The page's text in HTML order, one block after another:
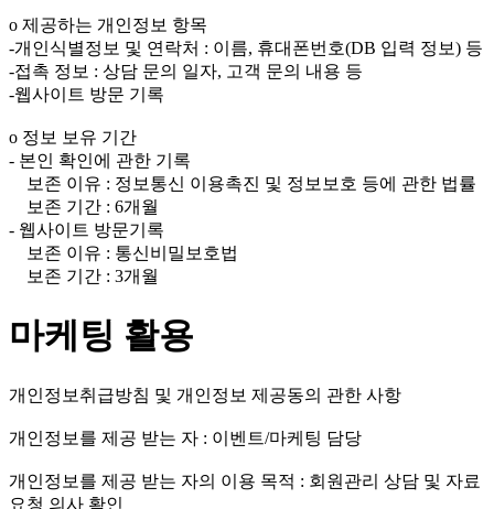
ο 제공하는 개인정보 항목
-개인식별정보 및 연락처 : 이름, 휴대폰번호(DB 입력 정보) 등
-접촉 정보 : 상담 문의 일자, 고객 문의 내용 등
-웹사이트 방문 기록
ο 정보 보유 기간
- 본인 확인에 관한 기록
보존 이유 : 정보통신 이용촉진 및 정보보호 등에 관한 법률
보존 기간 : 6개월
- 웹사이트 방문기록
보존 이유 : 통신비밀보호법
보존 기간 : 3개월
마케팅 활용
개인정보취급방침 및 개인정보 제공동의 관한 사항
개인정보를 제공 받는 자 : 이벤트/마케팅 담당
개인정보를 제공 받는 자의 이용 목적 : 회원관리 상담 및 자료
요청 의사 확인